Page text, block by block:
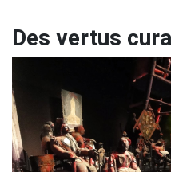
Des vertus